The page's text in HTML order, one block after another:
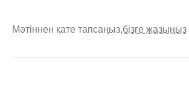
Мәтіннен қате тапсаңыз,бізге жазыңыз